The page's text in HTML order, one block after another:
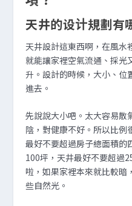
天井的设计規劃有
天井設計這東西啊，在風水
就能讓家裡空氣流通、採光
升。設計的時候，大小、位
進去。
先說說大小吧。太大容易散
陰，對健康不好。所以比例
最好不要超過房子總面積
100坪，天井最好不要超過
啦，如果家裡本來就比較暗
些自然光。